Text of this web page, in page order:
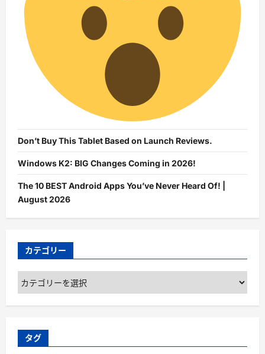
Don’t Buy This Tablet Based on Launch Reviews.
Windows K2: BIG Changes Coming in 2026!
The 10 BEST Android Apps You’ve Never Heard Of! |
August 2026
カテゴリー
カ
テ
ゴ
ー
タグ